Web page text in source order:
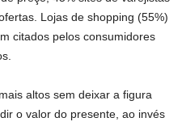
Lojas de shopping (55%)
citados pelos consumidores
altos sem deixar a figura
o valor do presente, ao invés